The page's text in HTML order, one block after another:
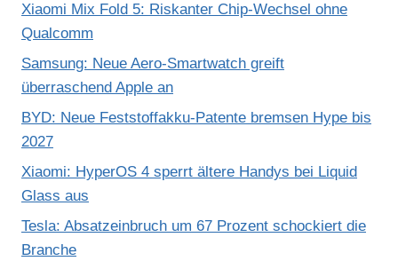
Xiaomi Mix Fold 5: Riskanter Chip-Wechsel ohne
Qualcomm
Samsung: Neue Aero-Smartwatch greift
überraschend Apple an
BYD: Neue Feststoffakku-Patente bremsen Hype bis
2027
Xiaomi: HyperOS 4 sperrt ältere Handys bei Liquid
Glass aus
Tesla: Absatzeinbruch um 67 Prozent schockiert die
Branche